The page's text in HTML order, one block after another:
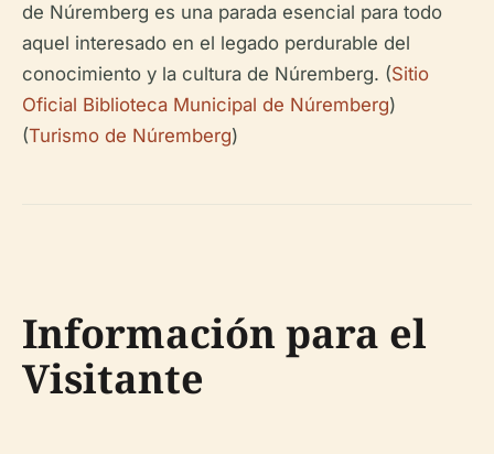
de Núremberg es una parada esencial para todo
aquel interesado en el legado perdurable del
conocimiento y la cultura de Núremberg. (Sitio
Oficial Biblioteca Municipal de Núremberg)
(Turismo de Núremberg)
Información para el
Visitante